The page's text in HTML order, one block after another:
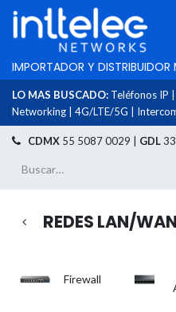
IMPORTADOR Y DISTRIBUIDOR
LO MAS BUSCADO: Teléfonos IP
Networking
4G/LTE/5G
CDMX 55 5087 0029 | GDL
REDES LAN/
Firewall